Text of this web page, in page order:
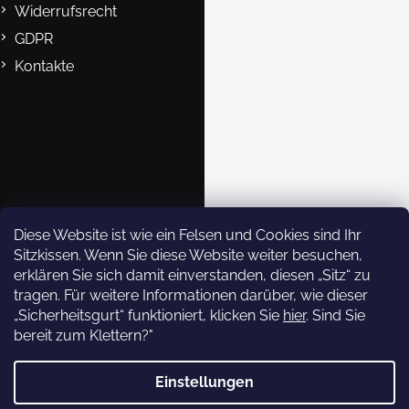
Diese Website ist wie ein Felsen und Cookies sind Ihr
Sitzkissen. Wenn Sie diese Website weiter besuchen,
erklären Sie sich damit einverstanden, diesen „Sitz“ zu
tragen. Für weitere Informationen darüber, wie dieser
„Sicherheitsgurt“ funktioniert, klicken Sie hier. Sind Sie
bereit zum Klettern?"
Einstellungen
Widerrufsrecht
GDPR
Kontakte
+420 412 704 161
Rock Empire s.r.o.
rockempire.readytoclimb
Rock Empire Youtube
Rock Empire Story
Newsletter abonnieren